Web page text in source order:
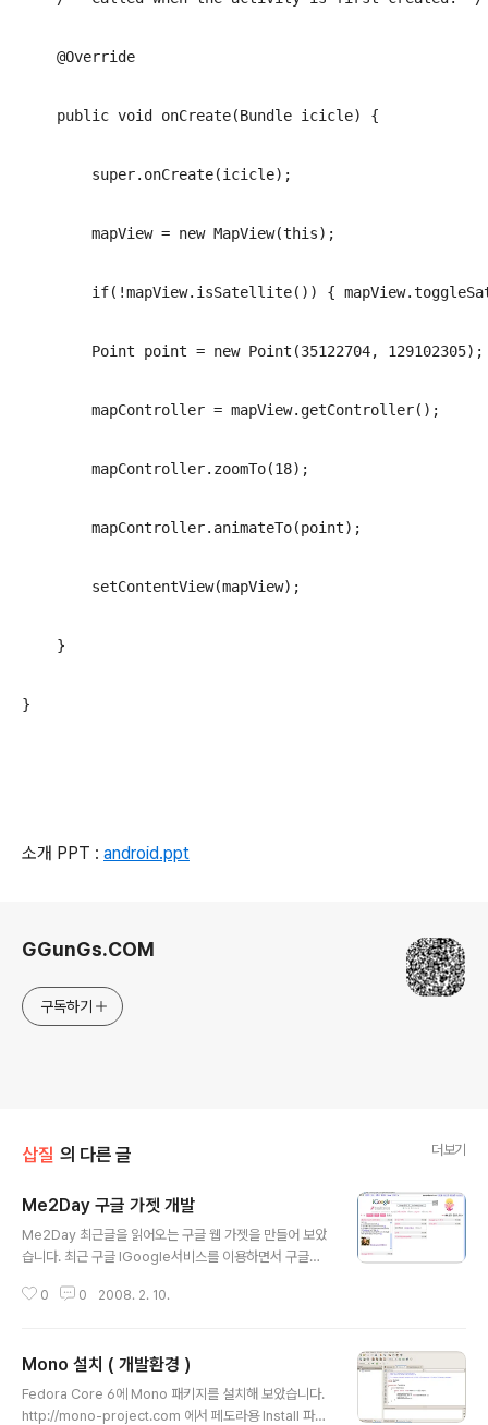
    @Override
    public void onCreate(Bundle icicle) {
        super.onCreate(icicle);
        mapView = new MapView(this);
if(!mapView.isSatellite()) {
        Point point = new Point(35122704, 129102305);
        mapController = mapView.getController();
        mapController.zoomTo(18);
        mapController.animateTo(point);
        setContentView(mapView);
    }
}
소개 PPT : android.ppt
GGunGs.COM
구독하기
삽질 의 다른 글 더보기
Me2Day 구글 가젯 개발
Me2Day 최근글을 읽어오는 구글 웹 가젯을 만들어 보았
습니다. 최근 구글 IGoogle서비스를 이용하면서 구글에
고 오늘 하루종일 구글 가젯을 가지고 삽질을 하였습니다.
w.google.com/intl/ko/apis/gadgets/docs-home.
html)가 모두 제공되기 때문에 영어를 보면서 할 필요는 없
지만, 한글 번역본에 빠진 새로운 것들이 영문 홈페이지에
0 0 2008. 2. 10.
Mono 설치 ( 개발환경 )
Fedora Core 6에 Mono 패키지를 설치해 보았습니다.
http://mono-project.com 에서 페도라용 Install 파일